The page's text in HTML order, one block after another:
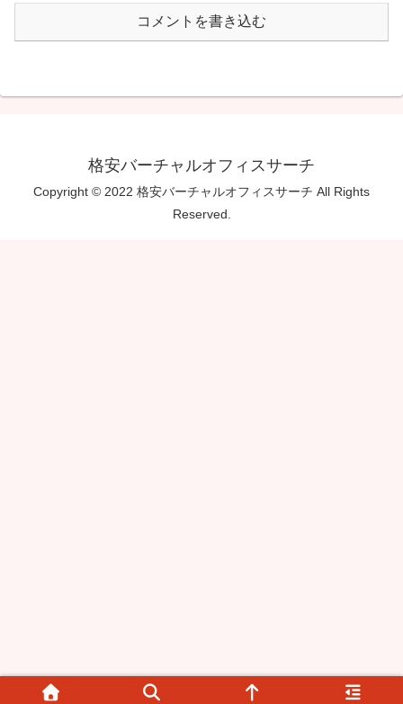
コメントを書き込む
格安バーチャルオフィスサーチ
Copyright © 2022 格安バーチャルオフィスサーチ All Rights
Reserved.